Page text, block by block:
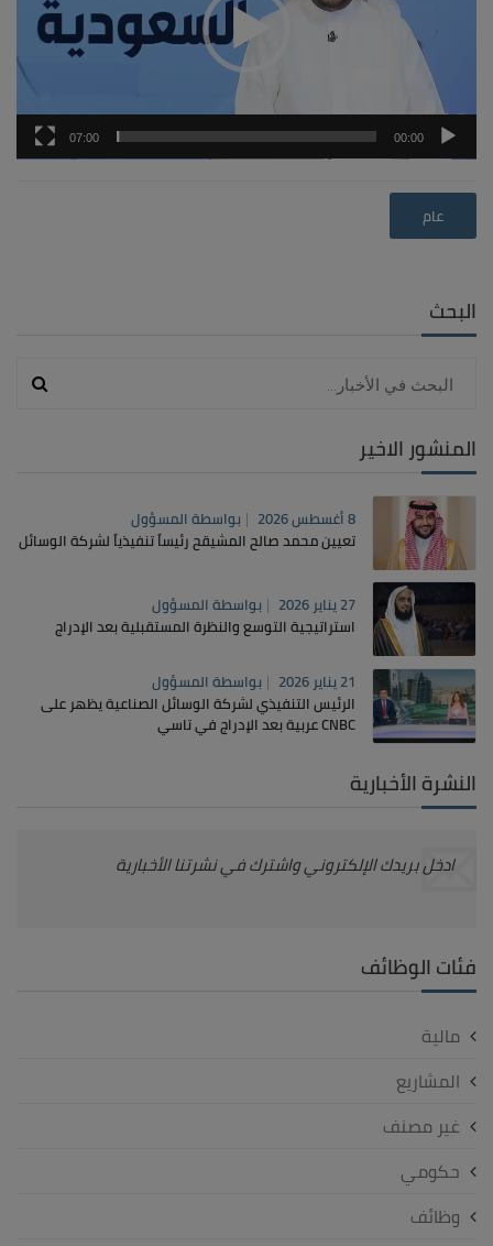
00:00
07:00
عام
البحث
المنشور الاخير
8 أغسطس 2026 بواسطةالمسؤول
تعيين محمد صالح المشيقح رئيساً تنفيذياً لشركة الوسائل
27 يناير 2026 بواسطةالمسؤول
استراتيجية التوسع والنظرة المستقبلية بعد الإدراج
21 يناير 2026 بواسطةالمسؤول
الرئيس التنفيذي لشركة الوسائل الصناعية يظهر على
CNBC عربية بعد الإدراج في تاسي
النشرة الأخبارية
ادخل بريدك الإلكتروني واشترك في نشرتنا الأخبارية
فئات الوظائف
مالية
المشاريع
غير مصنف
حكومي
وظائف